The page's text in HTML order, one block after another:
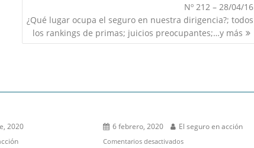
Nº 212 – 28/04/16
¿Qué lugar ocupa el seguro en nuestra dirigencia?; todos
los rankings de primas; juicios preocupantes;…y más
2020
6 febrero, 2020 El seguro en acción
Comentarios desactivadosen